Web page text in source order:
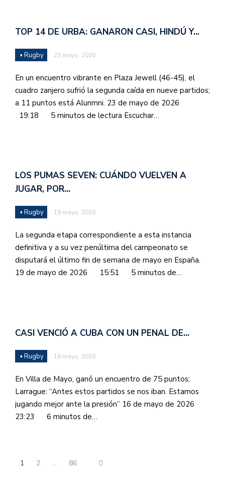
TOP 14 DE URBA: GANARON CASI, HINDÚ Y…
▪ Rugby 23 mayo, 2026
En un encuentro vibrante en Plaza Jewell (46-45), el
cuadro zanjero sufrió la segunda caída en nueve partidos;
a 11 puntos está Alunmni. 23 de mayo de 2026
19:18 5 minutos de lectura Escuchar…
LOS PUMAS SEVEN: CUÁNDO VUELVEN A
JUGAR, POR…
▪ Rugby 19 mayo, 2026
La segunda etapa correspondiente a esta instancia
definitiva y a su vez penúltima del campeonato se
disputará el último fin de semana de mayo en España.
19 de mayo de 2026 15:51 5 minutos de…
CASI VENCIÓ A CUBA CON UN PENAL DE…
▪ Rugby 18 mayo, 2026
En Villa de Mayo, ganó un encuentro de 75 puntos;
Larrague: “Antes estos partidos se nos iban. Estamos
jugando mejor ante la presión” 16 de mayo de 2026
23:23 6 minutos de…
1 2 … 86